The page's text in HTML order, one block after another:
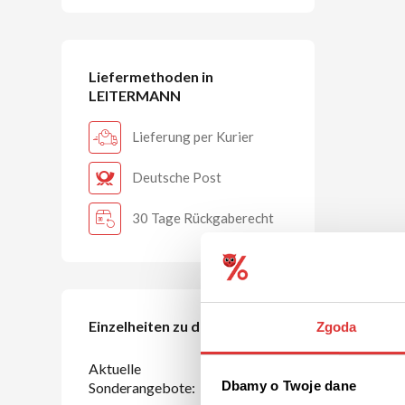
Zgoda
Dbamy o Twoje dane
Liefermethoden in
LEITERMANN
Lieferung per Kurier
Deutsche Post
30 Tage Rückgaberecht
Einzelheiten zu den Rabatten
Aktuelle
Sonderangebote: